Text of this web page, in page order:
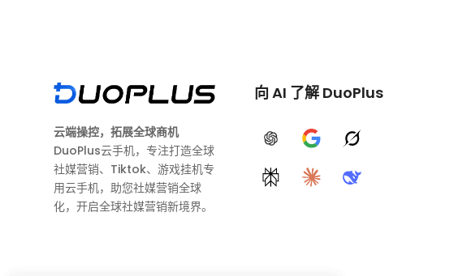
云端操控，拓展全球商机
DuoPlus云手机，专注打造全球
社媒营销、Tiktok、游戏挂机专
用云手机，助您社媒营销全球
化，开启全球社媒营销新境界。
向 AI 了解 DuoPlus
ChatGPTGoogle AIGrok
PerplexityClaudeDeepSeek